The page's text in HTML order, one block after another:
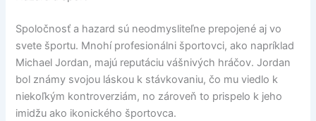
Spoločnosť a hazard sú neodmysliteľne prepojené aj vo
svete športu. Mnohí profesionálni športovci, ako napríklad
Michael Jordan, majú reputáciu vášnivých hráčov. Jordan
bol známy svojou láskou k stávkovaniu, čo mu viedlo k
niekoľkým kontroverziám, no zároveň to prispelo k jeho
imidžu ako ikonického športovca.